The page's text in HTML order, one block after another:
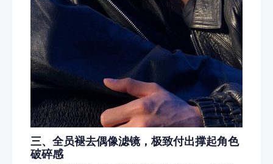
三、全员褪去偶像滤镜，极致付出撑起角色
破碎感